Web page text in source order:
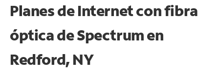
Planes de Internet con fibra
óptica de Spectrum en
Redford, NY